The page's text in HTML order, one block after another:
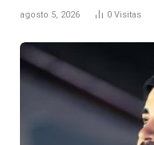
agosto 5, 2026 0 Visitas